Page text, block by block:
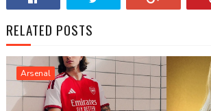
RELATED POSTS
Arsenal